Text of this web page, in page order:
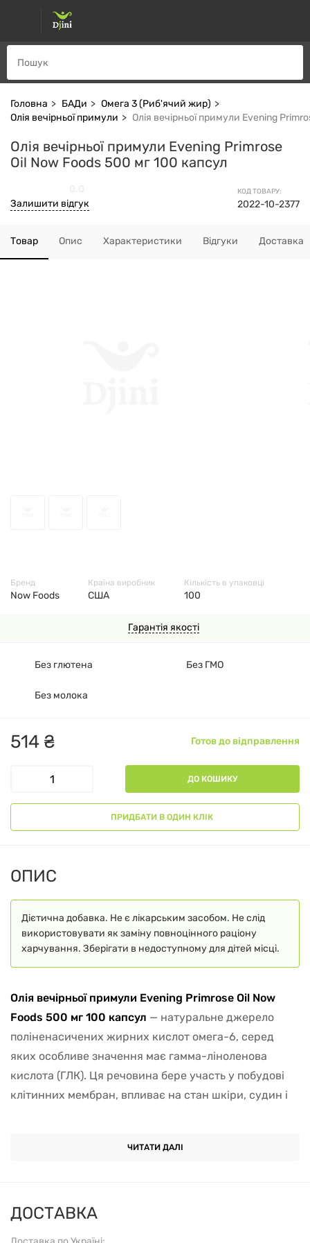
Головна БАДи
Омега 3 (Риб'ячий жир)
Олія вечірньої примули
Олія вечірньої примули Evening
Олія вечірньої примули Evening Primrose
Oil Now Foods 500 мг 100 капсул
КОД ТОВАРУ:
2022-10-2377
Залишити відгук
Товар Опис Характеристики Відгуки Доставка
Гарантія якості
514 ₴ Готов до відправлення
ДО КОШИКУ
ПРИДБАТИ В ОДИН КЛІК
Без глютена Без ГМО
Без молока
ДОСТАВКА
Бренд
Now Foods
Країна виробник
США
Кількість в упаковці
100
ОПИС
Дієтична добавка. Не є лікарським засобом. Не слід
використовувати як заміну повноцінного раціону
харчування. Зберігати в недоступному для дітей місці.
Олія вечірньої примули Evening Primrose Oil Now
Foods 500 мг 100 капсул — натуральне джерело
поліненасичених жирних кислот омега-6, серед
яких особливе значення має гамма-ліноленова
кислота (ГЛК). Ця речовина бере участь у побудові
клітинних мембран, впливає на стан шкіри, судин і
Олію отримують методом холодного віджиму насіння
синтезі простагландинів — речовин, які регулюють
обмін ліпідів, еластичність судин і реакції організму
ЧИТАТИ ДАЛІ